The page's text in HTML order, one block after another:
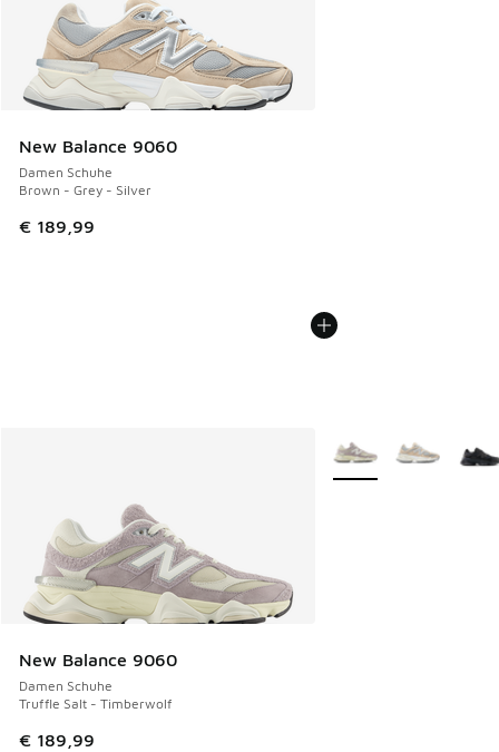
New Balance 9060
Damen Schuhe
Brown - Grey - Silver
€ 189,99
New Balance 9060
Damen Schuhe
Truffle Salt - Timberwolf
€ 189,99
Weitere Farben